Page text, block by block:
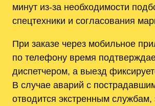
минут из-за необходимости
спецтехники и согласования
При заказе через мобильное
по телефону время
диспетчером, а выезд
В случае аварий с
отводится экстренным службам,